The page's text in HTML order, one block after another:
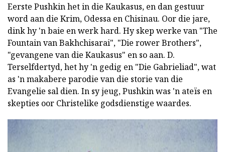
Eerste Pushkin het in die Kaukasus, en dan gestuur
word aan die Krim, Odessa en Chisinau. Oor die jare,
dink hy 'n baie en werk hard. Hy skep werke van "The
Fountain van Bakhchisarai", "Die rower Brothers",
"gevangene van die Kaukasus" en so aan. D.
Terselfdertyd, het hy 'n gedig en "Die Gabrieliad", wat
as 'n makabere parodie van die storie van die
Evangelie sal dien. In sy jeug, Pushkin was 'n ateïs en
skepties oor Christelike godsdienstige waardes.